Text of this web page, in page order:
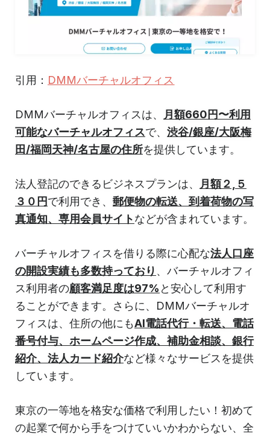
引用： DMMバーチャルオフィス
DMMバーチャルオフィスは、
月額660円〜利用
可能なバーチャルオフィスで、 渋谷/銀座/大阪梅
田/福岡天神/名古屋の住所を提供しています。
法人登記のできるビジネスプランは、
月額２,５
３０円で利用でき、 郵便物の転送、到着荷物の写
真通知、専用会員サイトなどが含まれています。
バーチャルオフィスを借りる際に心配な法人口座
の開設実績も多数持っており 、バーチャルオフィ
ス利用者の顧客満足度は97% と安心して利用す
ることができます。さらに、DMMバーチャルオ
フィスは、住所の他にもAI電話代行・転送、電話
番号付与、ホームページ作成、補助金相談、銀行
紹介、法人カード紹介など様々なサービスを提供
しています。
東京の一等地を格安な価格で利用したい！初めて
の起業で何から手をつけていいかわからない、全